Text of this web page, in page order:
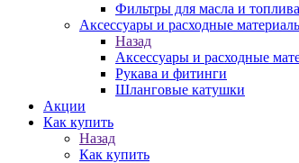
Фильтры для масла и топлива
Аксессуары и расходные
Назад
Аксессуары и расходные
Рукава и фитинги
Шланговые катушки
Акции
Как купить
Назад
Как купить